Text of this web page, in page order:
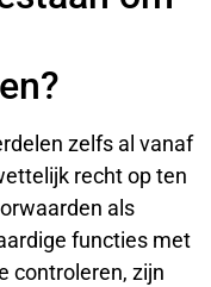
zelfs al vanaf
recht op ten
als
functies met
controleren, zijn